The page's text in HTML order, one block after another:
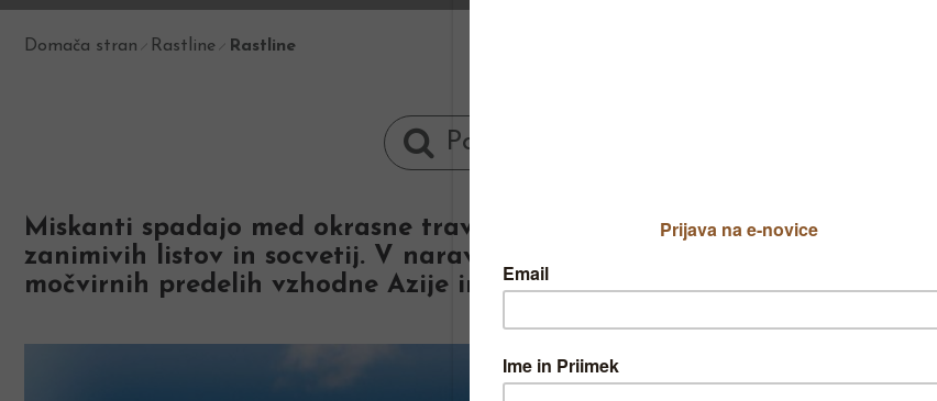
Domača stran Rastline Rastline
Miskanti spadajo med okrasne trave. So veličastne in elegantne
zanimivih listov in socvetij. V naravi najdemo okoli 20 vrst miskantov,
močvirnih predelih vzhodne Azije in v Afriki.
Miskanti se
povešavo rast.